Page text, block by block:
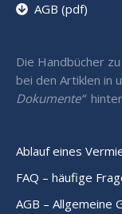
AGB (pdf)
Die Handbücher
bei den Artiklen in
Dokumente“
Ablauf eines
FAQ – häufige
AGB – Allgemeine